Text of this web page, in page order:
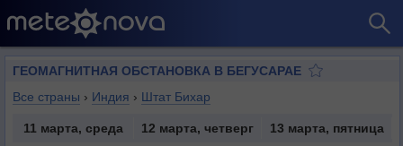
ГЕОМАГНИТНАЯ ОБСТАНОВКА В БЕГУСАРАЕ
Все страны › Индия › Штат Бихар
11 марта, среда 12 марта, четверг
13 марта, пятница